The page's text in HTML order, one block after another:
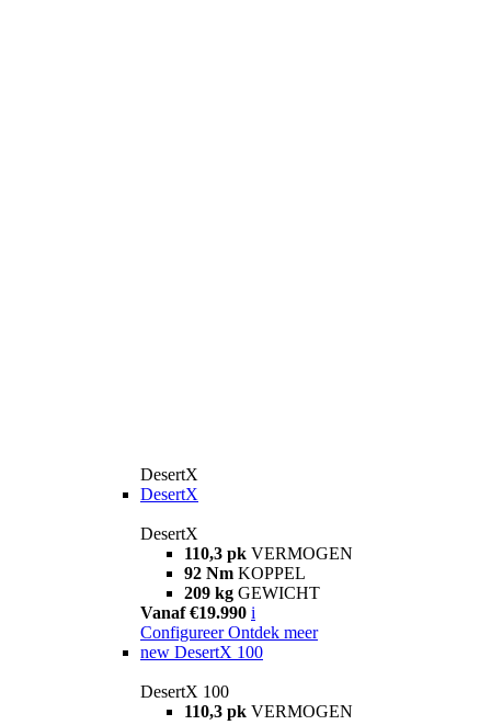
DesertX
DesertX
DesertX
110,3 pk VERMOGEN
92 Nm KOPPEL
209 kg GEWICHT
Vanaf €19.990 i
Configureer Ontdek meer
new DesertX 100
DesertX 100
110,3 pk VERMOGEN